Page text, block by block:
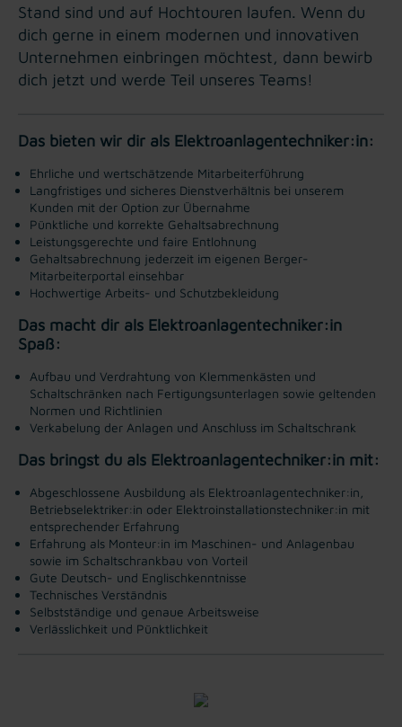
Stand sind und auf Hochtouren laufen. Wenn du
dich gerne in einem modernen und innovativen
Unternehmen einbringen möchtest, dann bewirb
dich jetzt und werde Teil unseres Teams!
Das bieten wir dir als Elektroanlagentechniker:in:
Ehrliche und wertschätzende Mitarbeiterführung
Langfristiges und sicheres Dienstverhältnis bei unserem
Kunden mit der Option zur Übernahme
Pünktliche und korrekte Gehaltsabrechnung
Leistungsgerechte und faire Entlohnung
Gehaltsabrechnung jederzeit im eigenen Berger-
Mitarbeiterportal einsehbar
Hochwertige Arbeits- und Schutzbekleidung
Das macht dir als Elektroanlagentechniker:in
Spaß:
Aufbau und Verdrahtung von Klemmenkästen und
Schaltschränken nach Fertigungsunterlagen sowie geltenden
Normen und Richtlinien
Verkabelung der Anlagen und Anschluss im Schaltschrank
Das bringst du als Elektroanlagentechniker:in mit:
Abgeschlossene Ausbildung als Elektroanlagentechniker:in,
Betriebselektriker:in oder Elektroinstallationstechniker:in mit
entsprechender Erfahrung
Erfahrung als Monteur:in im Maschinen- und Anlagenbau
sowie im Schaltschrankbau von Vorteil
Gute Deutsch- und Englischkenntnisse
Technisches Verständnis
Selbstständige und genaue Arbeitsweise
Verlässlichkeit und Pünktlichkeit